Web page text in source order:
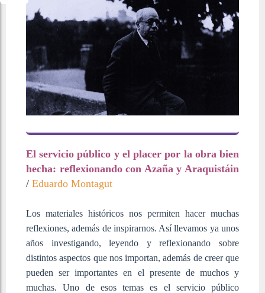
Telegram
El servicio público y el placer por la obra bien
hecha: reflexionando con Azaña y Araquistáin
/ Eduardo Montagut
Los materiales históricos nos permiten hacer muchas
reflexiones, además de inspirarnos. Así llevamos ya unos
años investigando, leyendo y reflexionando sobre
distintos aspectos que nos importan, además de creer que
pueden ser importantes en el presente de muchos y
muchas. Uno de esos temas es el servicio público